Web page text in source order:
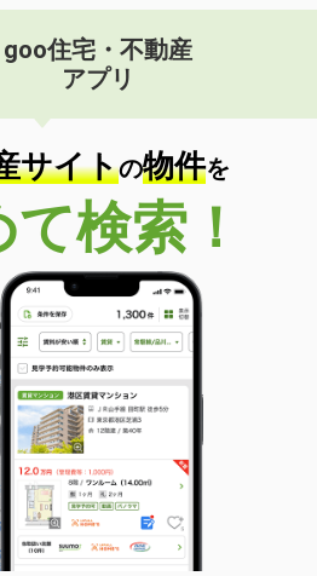
goo住宅・不動産
アプリ
サイトの物件を
検索！